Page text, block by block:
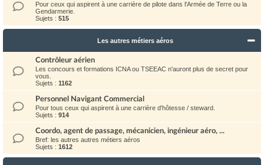
Pour ceux qui aspirent à une carrière de pilote dans l'Armée de Terre ou la
Gendarmerie.
Sujets : 515
Les autres métiers aéros
Contrôleur aérien
Les concours et formations ICNA ou TSEEAC n'auront plus de secret pour
vous.
Sujets : 1162
Personnel Navigant Commercial
Pour tous ceux qui aspirent à une carrière d'hôtesse / steward.
Sujets : 914
Coordo, agent de passage, mécanicien, ingénieur aéro, ...
Bref: les autres autres métiers aéros
Sujets : 1612